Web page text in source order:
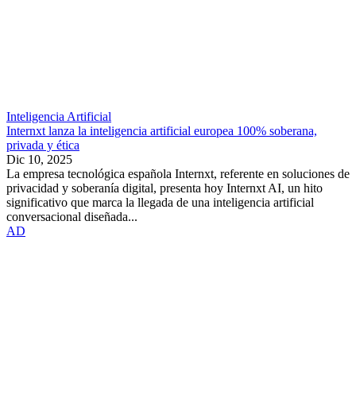
Inteligencia Artificial
Internxt lanza la inteligencia artificial europea 100% soberana,
privada y ética
Dic 10, 2025
La empresa tecnológica española Internxt, referente en soluciones de
privacidad y soberanía digital, presenta hoy Internxt AI, un hito
significativo que marca la llegada de una inteligencia artificial
conversacional diseñada...
AD